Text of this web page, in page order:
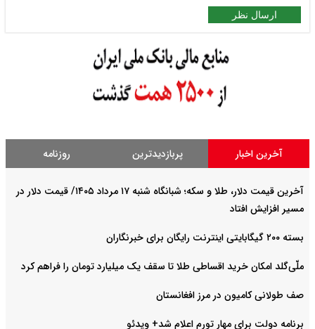
ارسال نظر
آخرین اخبار پربازدیدترین روزنامه
آخرین قیمت دلار، طلا و سکه؛ شبانگاه شنبه ۱۷ مرداد ۱۴۰۵/ قیمت دلار در
مسیر افزایش افتاد
بسته ۲۰۰ گیگابایتی اینترنت رایگان برای خبرنگاران
ملّی‌گلد امکان خرید اقساطی طلا تا سقف یک میلیارد تومان را فراهم کرد
صف طولانی کامیون در مرز افغانستان
برنامه دولت برای مهار تورم اعلام شد+ ویدئو